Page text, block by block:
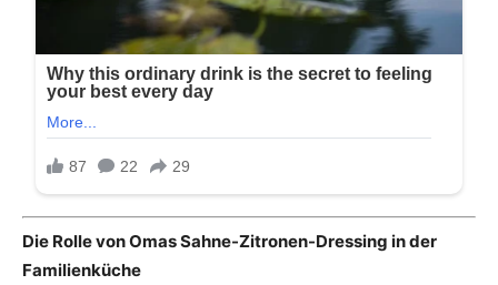
Die Rolle von Omas Sahne-Zitronen-Dressing in der
Familienküche